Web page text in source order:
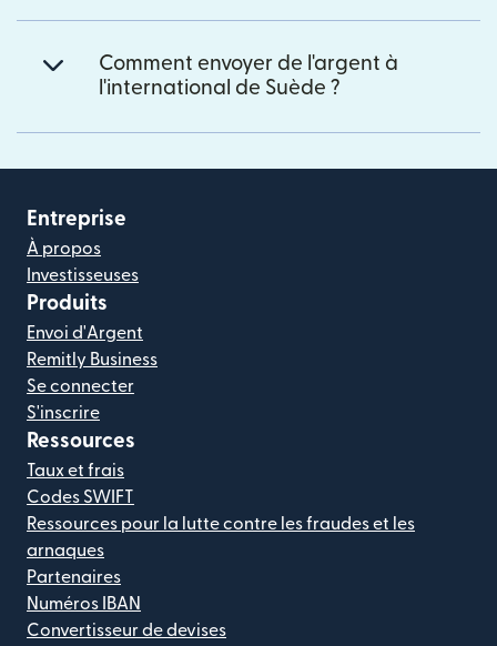
Comment envoyer de l'argent à
l'international de Suède ?
Entreprise
À propos
Investisseuses
Produits
Envoi d'Argent
Remitly Business
Se connecter
S'inscrire
Ressources
Taux et frais
Codes SWIFT
Ressources pour la lutte contre les fraudes et les
arnaques
Partenaires
Numéros IBAN
Convertisseur de devises